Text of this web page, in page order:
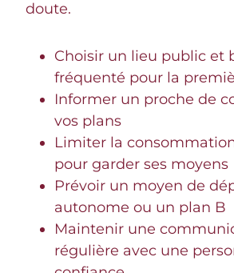
doute.
Choisir un lieu public et
fréquenté pour la
Informer un proche de
vos plans
Limiter la
pour garder ses moyens
Prévoir un moyen de
autonome ou un plan B
Maintenir une
régulière avec une